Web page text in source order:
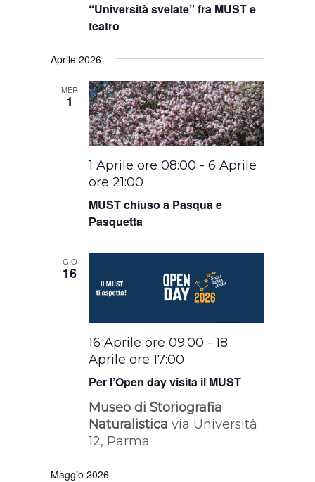
“Università svelate” fra MUST e
teatro
Aprile 2026
MER
1
MUST chiuso a Pasqua e
Pasquetta
1 Aprile ore 08:00 -6 Aprile
ore 21:00
GIO
16
Per l’Open day visita il MUST
16 Aprile ore 09:00 -18
Aprile ore 17:00
Museo di Storiografia
Naturalisticavia Università
12, Parma
Maggio 2026